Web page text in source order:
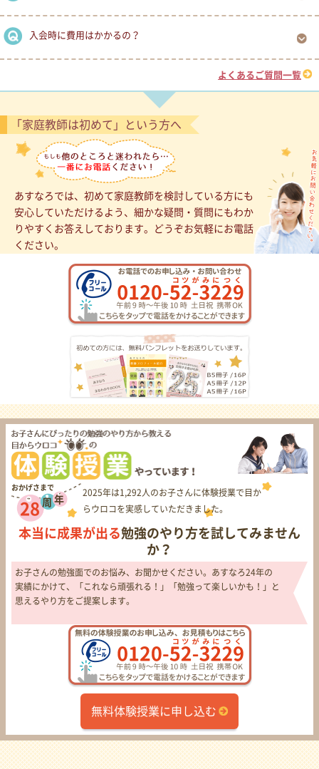
入会時に費用はかかるの？
よくあるご質問一覧
「家庭教師は初めて」という方へ
あすなろでは、初めて家庭教師を検討している方にも
安心していただけるよう、細かな疑問・質問にもわか
りやすくお答えしております。どうぞお気軽にお電話
ください。
おかげさまで
28 周 年
2025年は1,292人のお子さんに体験授業で目か
らウロコを実感していただきました。
本当に成果が出る勉強のやり方を試してみません
か？
お子さんの勉強面でのお悩み、お聞かせください。あすなろ24年の
実績にかけて、「これなら頑張れる！」「勉強って楽しいかも！」と
思えるやり方をご提案します。
無料体験授業に申し込む